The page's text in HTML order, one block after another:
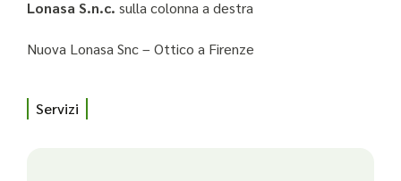
Lonasa S.n.c. sulla colonna a destra
Nuova Lonasa Snc – Ottico a Firenze
Servizi